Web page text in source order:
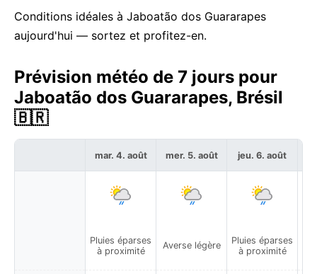
Conditions idéales à Jaboatão dos Guararapes
aujourd'hui — sortez et profitez-en.
Prévision météo de 7 jours pour
Jaboatão dos Guararapes, Brésil
🇧🇷
mar. 4. août
Pluies éparses
à proximité
mer. 5. août
Averse légère
jeu. 6. août
Pluies éparses
à proximité